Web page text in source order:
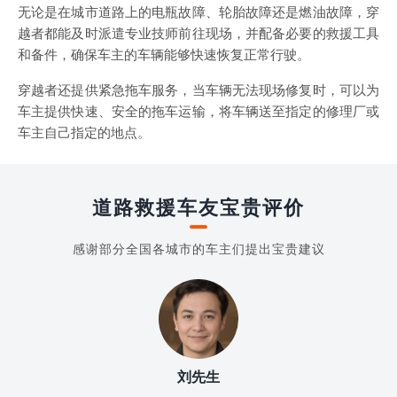
无论是在城市道路上的电瓶故障、轮胎故障还是燃油故障，穿
越者都能及时派遣专业技师前往现场，并配备必要的救援工具
和备件，确保车主的车辆能够快速恢复正常行驶。
穿越者还提供紧急拖车服务，当车辆无法现场修复时，可以为
车主提供快速、安全的拖车运输，将车辆送至指定的修理厂或
车主自己指定的地点。
道路救援车友宝贵评价
感谢部分全国各城市的车主们提出宝贵建议
刘先生